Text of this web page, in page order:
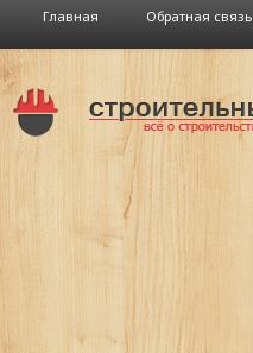
Главная Обратная связь